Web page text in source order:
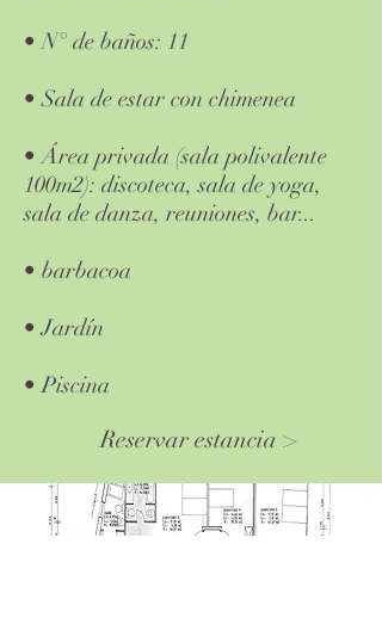
• N° de baños: 11
• Sala de estar con chimenea
• Área privada (sala polivalente
100m2): discoteca, sala de yoga,
sala de danza, reuniones, bar...
• barbacoa
• Jardín
• Piscina
Reservar estancia >